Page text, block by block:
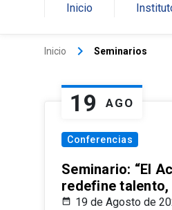
Inicio
Inicio keyboard_arrow_right Seminarios
19 AGO
Conferencias
Seminario: “El
redefine
19 de Agosto de